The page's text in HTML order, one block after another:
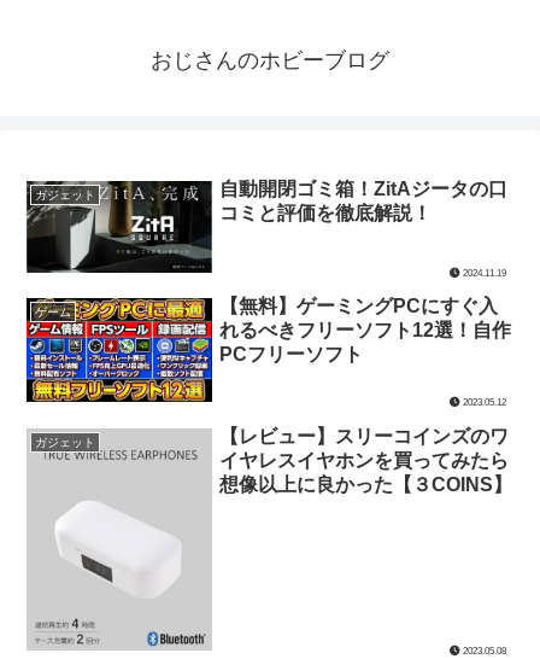
おじさんのホビーブログ
ガジェット
自動開閉ゴミ箱！ZitAジータの口
コミと評価を徹底解説！
2024.11.19
ゲーム
【無料】ゲーミングPCにすぐ入
れるべきフリーソフト12選！自作
PCフリーソフト
2023.05.12
ガジェット
【レビュー】スリーコインズのワ
イヤレスイヤホンを買ってみたら
想像以上に良かった【３COINS】
2023.05.08